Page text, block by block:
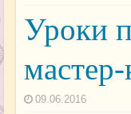
Уроки
09.06.2016